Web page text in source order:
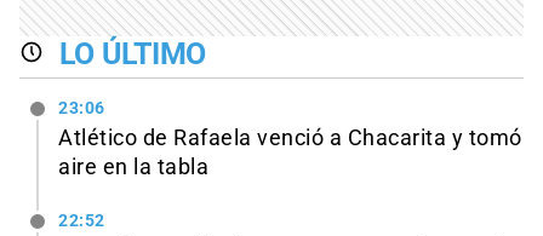
LO ÚLTIMO
23:06
Atlético de Rafaela venció a Chacarita y tomó
aire en la tabla
22:52